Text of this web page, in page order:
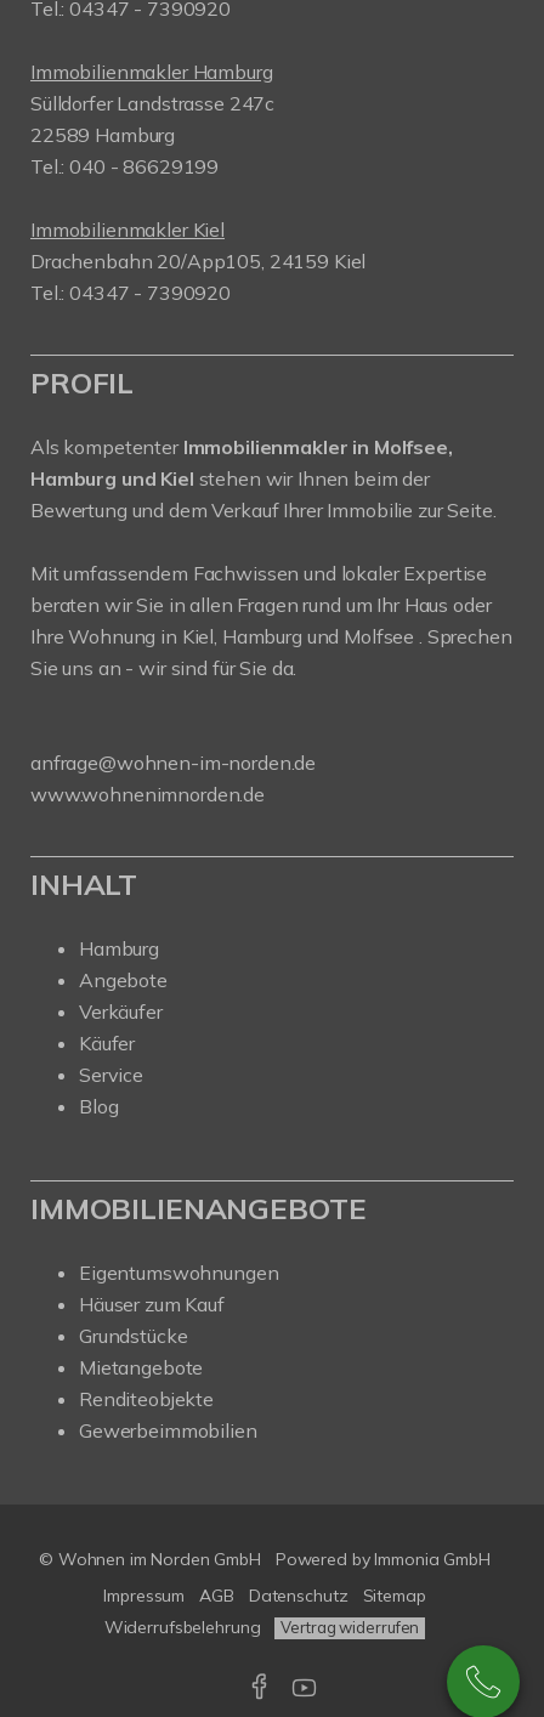
Tel.: 04347 - 7390920
Immobilienmakler Hamburg
Sülldorfer Landstrasse 247c
22589 Hamburg
Tel.: 040 - 86629199
Immobilienmakler Kiel
Drachenbahn 20/App105, 24159 Kiel
Tel.: 04347 - 7390920
PROFIL
Als kompetenter Immobilienmakler in Molfsee,
Hamburg und Kiel stehen wir Ihnen beim der
Bewertung und dem Verkauf Ihrer Immobilie zur Seite.
Mit umfassendem Fachwissen und lokaler Expertise
beraten wir Sie in allen Fragen rund um Ihr Haus oder
Ihre Wohnung in Kiel, Hamburg und Molfsee . Sprechen
Sie uns an - wir sind für Sie da.
anfrage@wohnen-im-norden.de
www.wohnenimnorden.de
INHALT
Hamburg
Angebote
Verkäufer
Käufer
Service
Blog
IMMOBILIENANGEBOTE
Eigentumswohnungen
Häuser zum Kauf
Grundstücke
Mietangebote
Renditeobjekte
Gewerbeimmobilien
© Wohnen im Norden GmbH Powered by Immonia GmbH
Impressum
AGB Datenschutz
Sitemap
Widerrufsbelehrung
Vertrag widerrufen